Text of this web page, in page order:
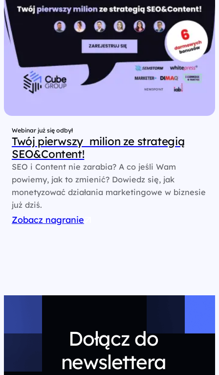
Webinar już się odbył
Twój pierwszy milion ze strategią
SEO&Content!
SEO i Content nie zarabia? A co jeśli Wam
powiemy, jak to zmienić? Dowiedz się, jak
monetyzować działania marketingowe w biznesie
już dziś.
Zobacz nagranie
Dołącz do
newslettera